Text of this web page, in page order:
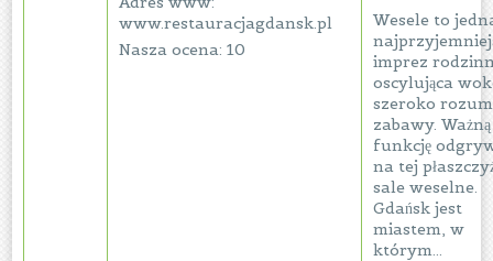
www.restauracjagdansk.pl
Nasza ocena: 10
Wesele to
imprez
oscylująca
szeroko
zabawy. Ważną
funkcję
na tej
sale weselne.
Gdańsk jest
miastem, w
którym...